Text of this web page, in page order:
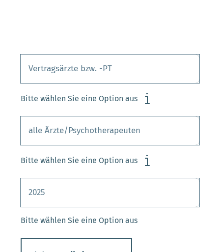
Bitte wählen Sie eine Option aus
Bitte wählen Sie eine Option aus
Bitte wählen Sie eine Option aus